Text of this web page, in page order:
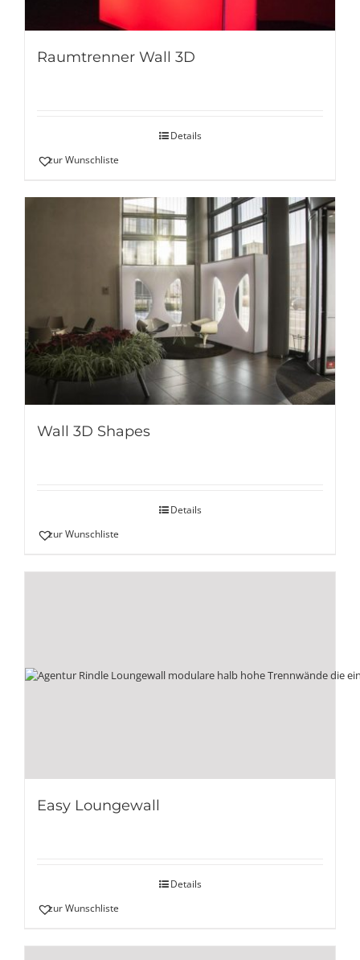
Raumtrenner Wall 3D
Details
zur Wunschliste
Wall 3D Shapes
Details
zur Wunschliste
Easy Loungewall
Details
zur Wunschliste